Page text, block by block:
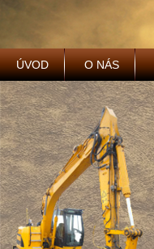
ÚVOD O NÁS